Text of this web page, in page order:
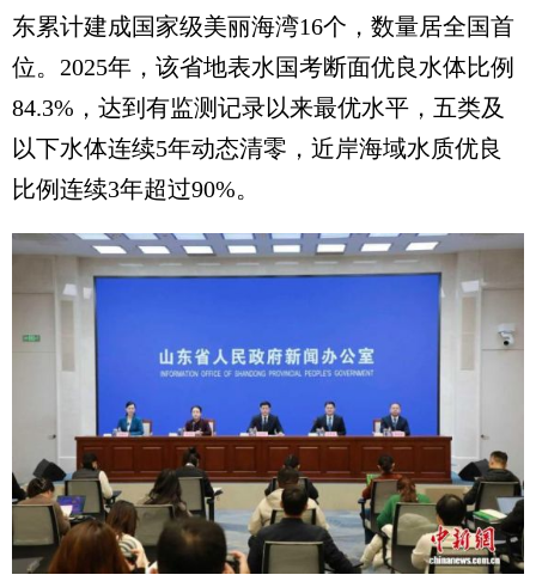
东累计建成国家级美丽海湾16个，数量居全国首
位。2025年，该省地表水国考断面优良水体比例
84.3%，达到有监测记录以来最优水平，五类及
以下水体连续5年动态清零，近岸海域水质优良
比例连续3年超过90%。